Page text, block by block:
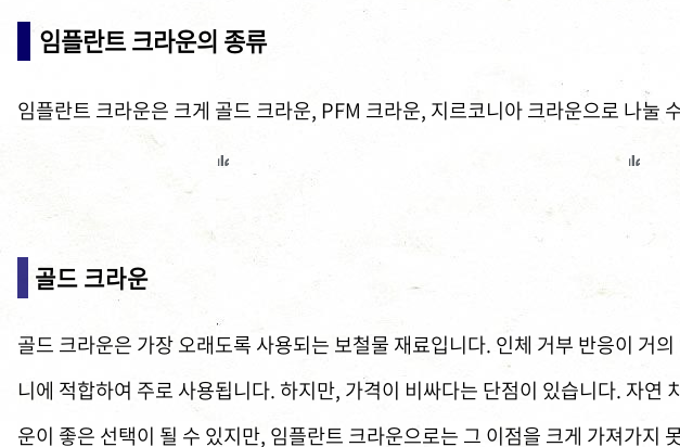
임플란트 크라운의 종류
임플란트 크라운은 크게 골드 크라운, PFM 크라운, 지르코니아 크라운으로 나눌
골드 크라운
골드 크라운은 가장 오래도록 사용되는 보철물 재료입니다. 인체 거부 반응이 거
니에 적합하여 주로 사용됩니다. 하지만, 가격이 비싸다는 단점이 있습니다. 자연
운이 좋은 선택이 될 수 있지만, 임플란트 크라운으로는 그 이점을 크게 가져가지